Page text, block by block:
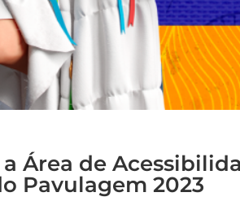
Área de
Pavulagem 2023